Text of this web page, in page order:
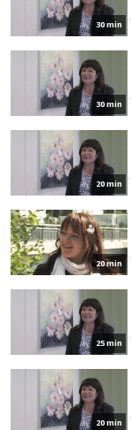
30 min
30 min
20 min
20 min
25 min
20 min